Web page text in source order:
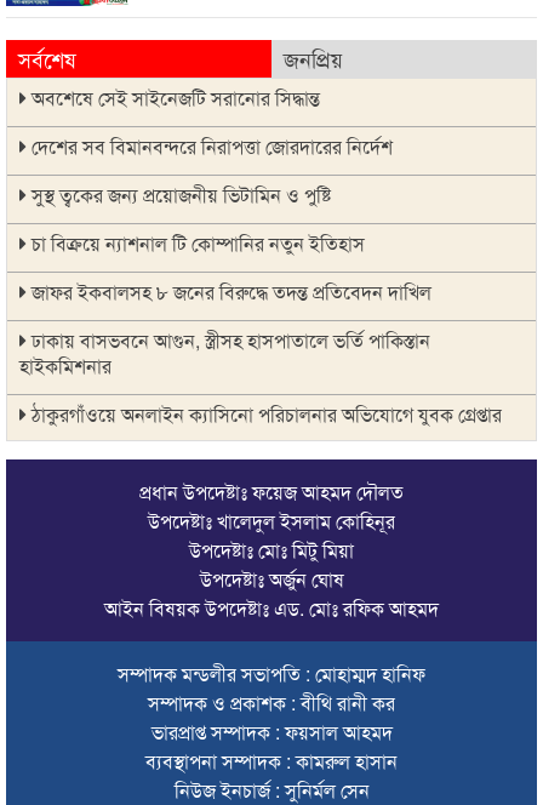
সর্বশেষ জনপ্রিয়
অবশেষে সেই সাইনেজটি সরানোর সিদ্ধান্ত
দেশের সব বিমানবন্দরে নিরাপত্তা জোরদারের নির্দেশ
সুস্থ ত্বকের জন্য প্রয়োজনীয় ভিটামিন ও পুষ্টি
চা বিক্রয়ে ন্যাশনাল টি কোম্পানির নতুন ইতিহাস
জাফর ইকবালসহ ৮ জনের বিরুদ্ধে তদন্ত প্রতিবেদন দাখিল
ঢাকায় বাসভবনে আগুন, স্ত্রীসহ হাসপাতালে ভর্তি পাকিস্তান
হাইকমিশনার
ঠাকুরগাঁওয়ে অনলাইন ক্যাসিনো পরিচালনার অভিযোগে যুবক গ্রেপ্তার
আবারও লোভার জব্দকৃত পাথর চুরি করে নিয়ে যাওয়া হচ্ছে আটগ্রামে
রাজনৈতিক নেতৃবৃন্দ ও সুধীজনদের সাথে কানাইঘাটের নবাগত
ইউএনও’র মতবিনিময়
চলতি অর্থবছরই স্থানীয় সরকারের সব স্তরের নির্বাচন: সিলেট প্রতিমন্ত্রী
সিলেটে হামের উপসর্গ নিয়ে আরও ২ শিশুর প্রাণহানি
সিলেটে শিশুকন্যা ফাহিমা ধর্ষণচেষ্টা ও হত্যা মামলায় জাকিরের মৃত্যুদণ্ড
ইসরায়েলের বিরুদ্ধে সিদ্ধান্ত নিতে মুসলিম পররাষ্ট্রমন্ত্রীদের বৈঠক
প্রধান উপদেষ্টাঃ ফয়েজ আহমদ দৌলত
উপদেষ্টাঃ খালেদুল ইসলাম কোহিনূর
উপদেষ্টাঃ মোঃ মিটু মিয়া
উপদেষ্টাঃ অর্জুন ঘোষ
আইন বিষয়ক উপদেষ্টাঃ এড. মোঃ রফিক আহমদ
সম্পাদক মন্ডলীর সভাপতি : মোহাম্মদ হানিফ
সম্পাদক ও প্রকাশক : বীথি রানী কর
ভারপ্রাপ্ত সম্পাদক : ফয়সাল আহমদ
ব্যবস্থাপনা সম্পাদক : কামরুল হাসান
নিউজ ইনচার্জ : সুনির্মল সেন